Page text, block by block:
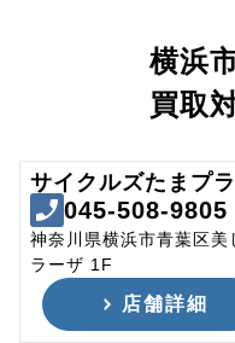
横浜
買取
サイクルズたまプ
045-508-9805
神奈川県横浜市青葉区
ラーザ 1F
店舗詳細